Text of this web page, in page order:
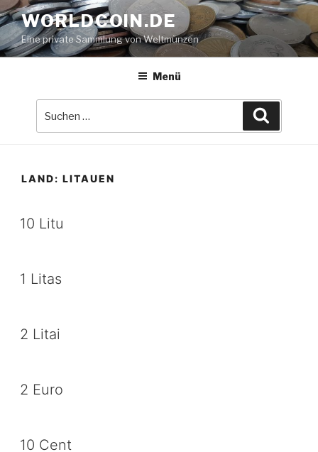
Zum
Inhalt
springen
WORLDCOIN.DE
Eine private Sammlung von Weltmünzen
Menü
LAND: LITAUEN
10 Litu
1 Litas
2 Litai
2 Euro
10 Cent